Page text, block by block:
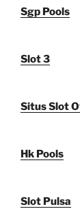
Sgp Pools
Slot 3
Situs Slot
Hk Pools
Slot Pulsa